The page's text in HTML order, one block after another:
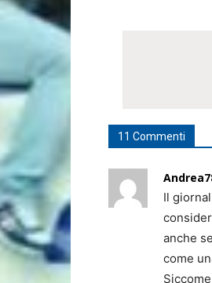
11 Commenti
Il
anche
come